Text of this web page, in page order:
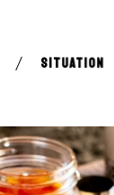
SITUATION